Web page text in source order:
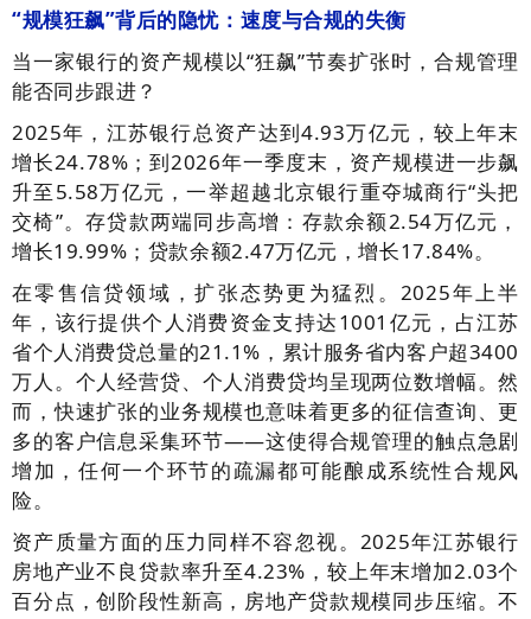
“规模狂飙”背后的隐忧：速度与合规的失衡
当一家银行的资产规模以“狂飙”节奏扩张时，合规管理
能否同步跟进？
2025年，江苏银行总资产达到4.93万亿元，较上年末
增长24.78%；到2026年一季度末，资产规模进一步飙
升至5.58万亿元，一举超越北京银行重夺城商行“头把
交椅”。存贷款两端同步高增：存款余额2.54万亿元，
增长19.99%；贷款余额2.47万亿元，增长17.84%。
在零售信贷领域，扩张态势更为猛烈。2025年上半
年，该行提供个人消费资金支持达1001亿元，占江苏
省个人消费贷总量的21.1%，累计服务省内客户超3400
万人。个人经营贷、个人消费贷均呈现两位数增幅。然
而，快速扩张的业务规模也意味着更多的征信查询、更
多的客户信息采集环节——这使得合规管理的触点急剧
增加，任何一个环节的疏漏都可能酿成系统性合规风
险。
资产质量方面的压力同样不容忽视。2025年江苏银行
房地产业不良贷款率升至4.23%，较上年末增加2.03个
百分点，创阶段性新高，房地产贷款规模同步压缩。不